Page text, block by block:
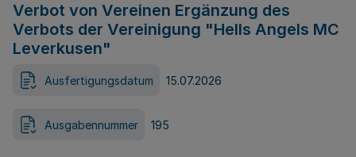
Verbot von Vereinen Ergänzung des
Verbots der Vereinigung "Hells Angels MC
Leverkusen"
Ausfertigungsdatum 15.07.2026
Ausgabennummer 195